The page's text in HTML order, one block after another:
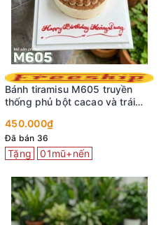
Bánh tiramisu M605 truyền
thống phủ bột cacao và trái
450.000₫
Đã bán 36
Tặng 01mũ+nến